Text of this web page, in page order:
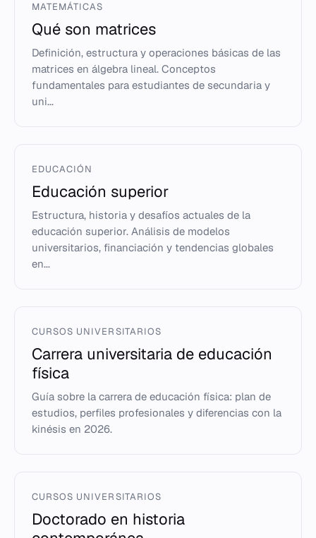
MATEMÁTICAS
Qué son matrices
Definición, estructura y operaciones básicas de las
matrices en álgebra lineal. Conceptos
fundamentales para estudiantes de secundaria y
uni...
EDUCACIÓN
Educación superior
Estructura, historia y desafíos actuales de la
educación superior. Análisis de modelos
universitarios, financiación y tendencias globales
en...
CURSOS UNIVERSITARIOS
Carrera universitaria de educación
física
Guía sobre la carrera de educación física: plan de
estudios, perfiles profesionales y diferencias con la
kinésis en 2026.
CURSOS UNIVERSITARIOS
Doctorado en historia